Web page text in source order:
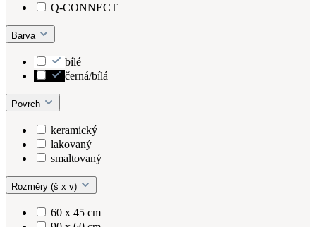
Q-CONNECT
Barva
bílé
černá/bílá
Povrch
keramický
lakovaný
smaltovaný
Rozměry (š x v)
60 x 45 cm